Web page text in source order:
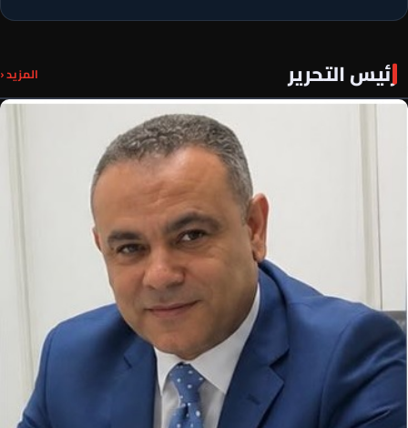
رئيس التحرير المزيد ‹